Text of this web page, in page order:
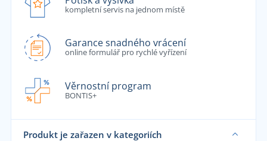
kompletní servis na jednom místě
Garance snadného vrácení
online formulář pro rychlé vyřízení
Věrnostní program
BONTIS+
Produkt je zařazen v kategoriích